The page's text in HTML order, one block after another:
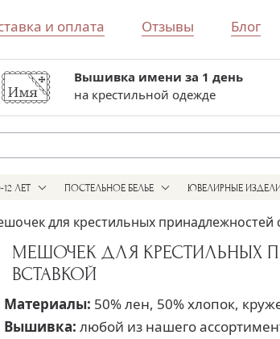
и оплата Отзывы Блог
Все для выписки и крестин
в одном магазине
Вышивка имени за 1 день
на крестильной одежде
ЛЕТ ПОСТЕЛЬНОЕ БЕЛЬЕ ЮВЕЛИРНЫЕ
для крестильных принадлежностей
МЕШОЧЕК ДЛЯ КРЕСТИЛЬНЫХ
ВСТАВКОЙ
Материалы: 50% лен, 50% хлопок,
Вышивка: любой из нашего